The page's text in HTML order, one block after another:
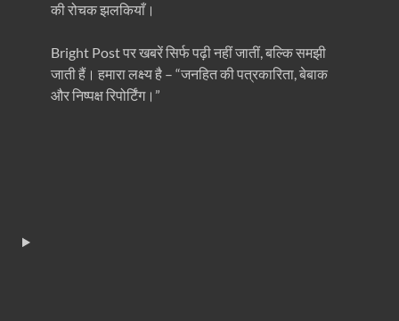
की रोचक झलकियाँ।
Bright Post पर खबरें सिर्फ पढ़ी नहीं जातीं, बल्कि समझी
जाती हैं। हमारा लक्ष्य है – “जनहित की पत्रकारिता, बेबाक
और निष्पक्ष रिपोर्टिंग।”